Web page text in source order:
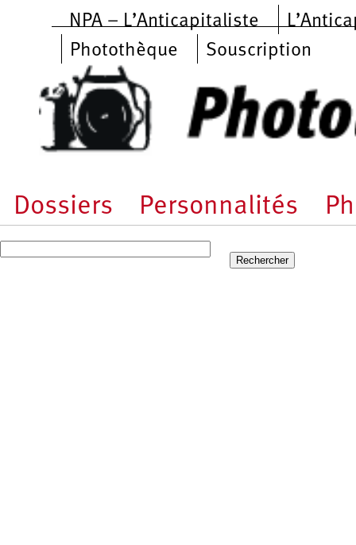
Aller au contenu principal
NPA – L’Anticapitaliste
Photothèque
Souscription
Dossiers Personnalités